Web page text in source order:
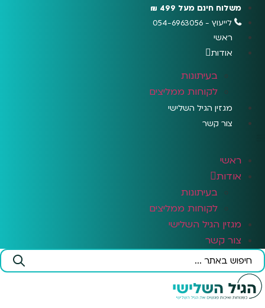
לתוכן
משלוח חינם מעל 499 ₪
לייעוץ - 054-6963056
ראשי
אודות
בעיתונות
לקוחות ממליצים
מגזין הגיל השלישי
צור קשר
ראשי
אודות
בעיתונות
לקוחות ממליצים
מגזין הגיל השלישי
צור קשר
Search
...